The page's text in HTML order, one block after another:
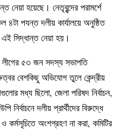
নেয়া হয়েছে। নেতৃবৃন্দের পরামর্শে
৪টা পযন্ত দলীয় কার্যালয়ে অনুষ্ঠিত
সিদ্ধান্ত নেয়া হয়।
লীগের ৫৩ জন সদস্য সভাপতি
বেশকিছু অভিযোগ তুলে কেন্দ্রীয়
মধ্য ছিলো, জেলা পরিষদ নির্বাচন,
নির্বাচনে দলীয় প্রার্থীদের বিরুদ্ধে
অংশগ্রহণ না করা, কমিটির